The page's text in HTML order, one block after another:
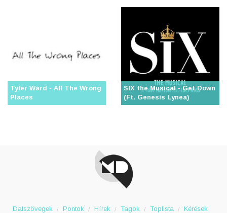
Tyler Ward - All The Wrong
Places
SIX the Musical - Get Down
(Ft. Genesis Lynea)
Dalszövegek Pontok Hírek Tagok Toplista Kérések